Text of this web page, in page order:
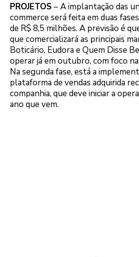
PROJETOS – A implantação das
commerce será feita em duas
de R$ 8,5 milhões. A previsão é
que comercializará as principais
Boticário, Eudora e Quem Disse
operar já em outubro, com foco
Na segunda fase, está a
plataforma de vendas adquirida
companhia, que deve iniciar a
ano que vem.